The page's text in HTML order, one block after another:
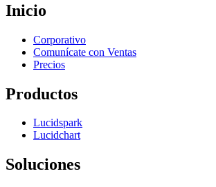
Inicio
Corporativo
Comunícate con Ventas
Precios
Productos
Lucidspark
Lucidchart
Soluciones